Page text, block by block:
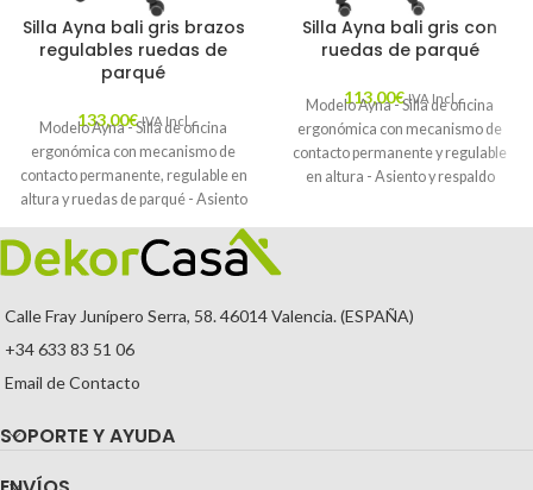
Silla Ayna bali gris brazos
regulables ruedas de
parqué
133,00€ IVA Incl.
Modelo Ayna - Silla de oficina
ergonómica con mecanismo de
contacto permanente, regulable en
altura y ruedas de parqué - Asiento
y respaldo tapizados en tejido BALI
color gris (BRAZOS REGULABLES
EN ALTURA)
Silla Ayna bali gris con
ruedas de parqué
113,00€ IVA Incl.
Modelo Ayna - Silla de oficina
ergonómica con mecanismo de
contacto permanente y regulable
en altura - Asiento y respaldo
ruedas de parqué
Calle Fray Junípero Serra, 58. 46014 Valencia. (ESPAÑA)
+34 633 83 51 06
Email de Contacto
SOPORTE Y AYUDA